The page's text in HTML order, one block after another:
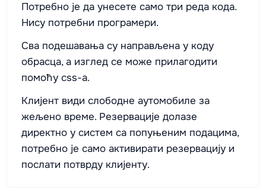
Потребно је да унесете само три реда кода.
Нису потребни програмери.
Сва подешавања су направљена у коду
обрасца, а изглед се може прилагодити
помоћу css-а.
Клијент види слободне аутомобиле за
жељено време. Резервације долазе
директно у систем са попуњеним подацима,
потребно је само активирати резервацију и
послати потврду клијенту.